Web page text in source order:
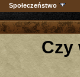
Społeczeństwo
Czy